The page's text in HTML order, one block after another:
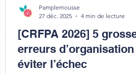
[CRFPA 2026] 5
erreurs
éviter l’échec
Pamplemousse
27 déc. 2025
4 min de lecture